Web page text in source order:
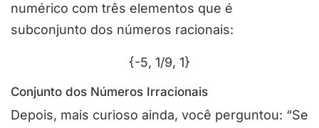
numérico com três elementos que é
subconjunto dos números racionais:
{-5, 1/9, 1}
Conjunto dos Números Irracionais
Depois, mais curioso ainda, você perguntou: “Se